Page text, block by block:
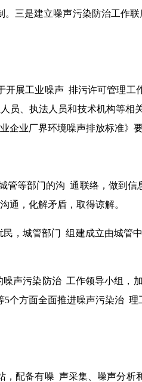
三是建立噪声污染防治工作
开展工业噪声 排污许可管理
员、执法人员和技术机构等
企业厂界环境噪声排放标准》要
管等部门的沟 通联络，做到
通，化解矛盾，取得谅解。
，城管部门 组建成立由城管
声污染防治 工作领导小组
个方面全面推进噪声污染治
，配备有噪 声采集、噪声分